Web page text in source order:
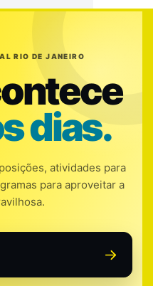
RIO DE JANEIRO
dias.
atividades para
para aproveitar a